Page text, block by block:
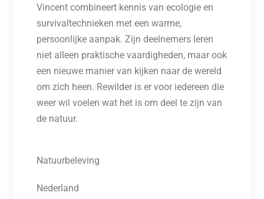
Vincent combineert kennis van ecologie en
survivaltechnieken met een warme,
persoonlijke aanpak. Zijn deelnemers leren
niet alleen praktische vaardigheden, maar ook
een nieuwe manier van kijken naar de wereld
om zich heen. Rewilder is er voor iedereen die
weer wil voelen wat het is om deel te zijn van
de natuur.
Natuurbeleving
Nederland